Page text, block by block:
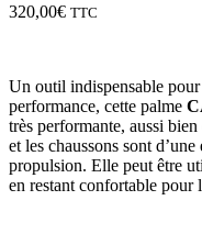
320,00€ TTC
Un outil indispensable pour
performance, cette palme
très performante, aussi
et les chaussons sont
propulsion. Elle peut être
en restant confortable pour